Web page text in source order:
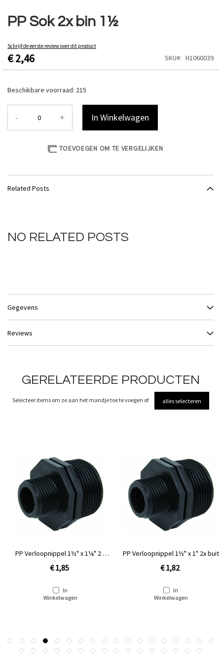
PP Sok 2x bin 1½
Schrijf de eerste review over dit product
€ 2,46 SKU H1060039
Beschikbare voorraad: 215
- + In Winkelwagen
TOEVOEGEN OM TE VERGELIJKEN
naar
het
van
de
afbeeldingen-
Related Posts
NO RELATED POSTS
Gegevens
Reviews
GERELATEERDE PRODUCTEN
Selecteer items om ze aan het mandje toe te voegen of alles selecteren
PP Verloopnippel 1½" x 1¼" 2 x
€ 1,85
In
Winkelwagen
PP Verloopnippel 1½" x 1" 2x buit
€ 1,82
In
Winkelwagen